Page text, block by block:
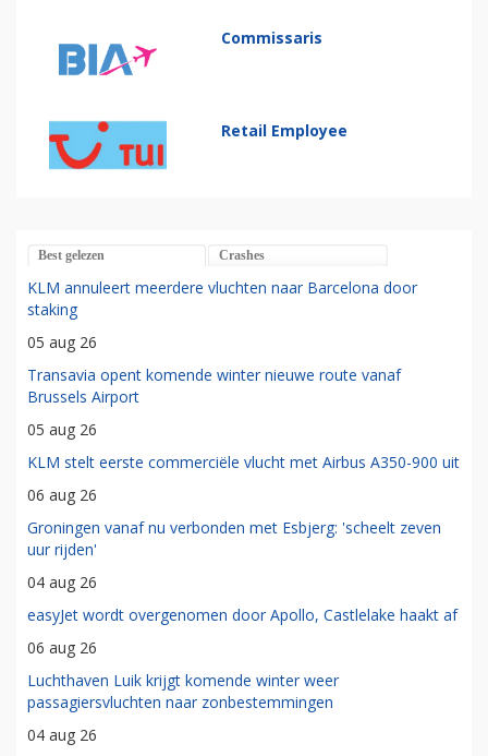
Commissaris
Retail Employee
Best gelezen Crashes
KLM annuleert meerdere vluchten naar Barcelona door
staking
05 aug 26
Transavia opent komende winter nieuwe route vanaf
Brussels Airport
05 aug 26
KLM stelt eerste commerciële vlucht met Airbus A350-900 uit
06 aug 26
Groningen vanaf nu verbonden met Esbjerg: 'scheelt zeven
uur rijden'
04 aug 26
easyJet wordt overgenomen door Apollo, Castlelake haakt af
06 aug 26
Luchthaven Luik krijgt komende winter weer
passagiersvluchten naar zonbestemmingen
04 aug 26